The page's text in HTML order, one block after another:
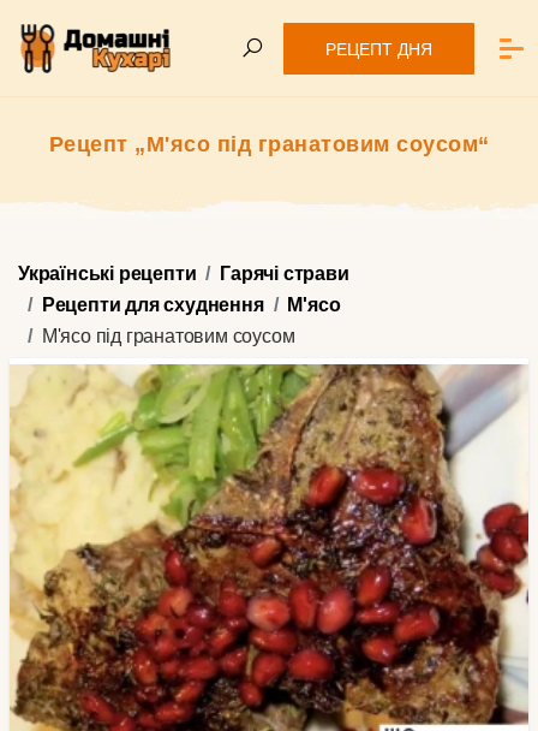
РЕЦЕПТ ДНЯ
Рецепт „М'ясо під гранатовим соусом“
Українські рецепти
Гарячі страви
Рецепти для схуднення
М'ясо
М'ясо під гранатовим соусом